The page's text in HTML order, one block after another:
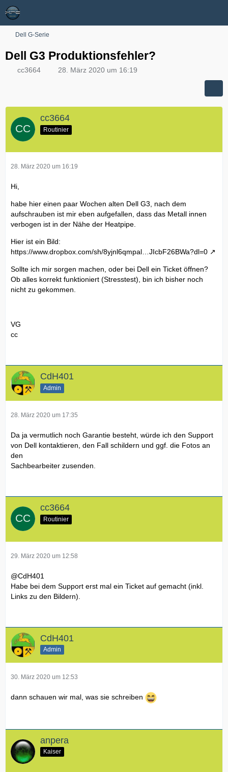
Dell G-Serie
Dell G3 Produktionsfehler?
cc3664 28. März 2020 um 16:19
cc3664
Routinier
28. März 2020 um 16:19
Hi,
habe hier einen paar Wochen alten Dell G3, nach dem
aufschrauben ist mir eben aufgefallen, dass das Metall innen
verbogen ist in der Nähe der Heatpipe.
Hier ist ein Bild:
https://www.dropbox.com/sh/8yjnl6qmpal…JIcbF26BWa?dl=0
Sollte ich mir sorgen machen, oder bei Dell ein Ticket öffnen?
Ob alles korrekt funktioniert (Stresstest), bin ich bisher noch
nicht zu gekommen.
VG
cc
CdH401
Admin
28. März 2020 um 17:35
Da ja vermutlich noch Garantie besteht, würde ich den Support
von Dell kontaktieren, den Fall schildern und ggf. die Fotos an
den
Sachbearbeiter zusenden.
cc3664
Routinier
29. März 2020 um 12:58
@CdH401
Habe bei dem Support erst mal ein Ticket auf gemacht (inkl.
Links zu den Bildern).
CdH401
Admin
30. März 2020 um 12:53
dann schauen wir mal, was sie schreiben
anpera
Kaiser